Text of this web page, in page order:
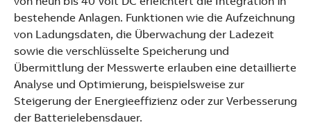
bestehende Anlagen. Funktionen wie die Aufzeichnung
von Ladungsdaten, die Überwachung der Ladezeit
sowie die verschlüsselte Speicherung und
Übermittlung der Messwerte erlauben eine detaillierte
Analyse und Optimierung, beispielsweise zur
Steigerung der Energieeffizienz oder zur Verbesserung
der Batterielebensdauer.